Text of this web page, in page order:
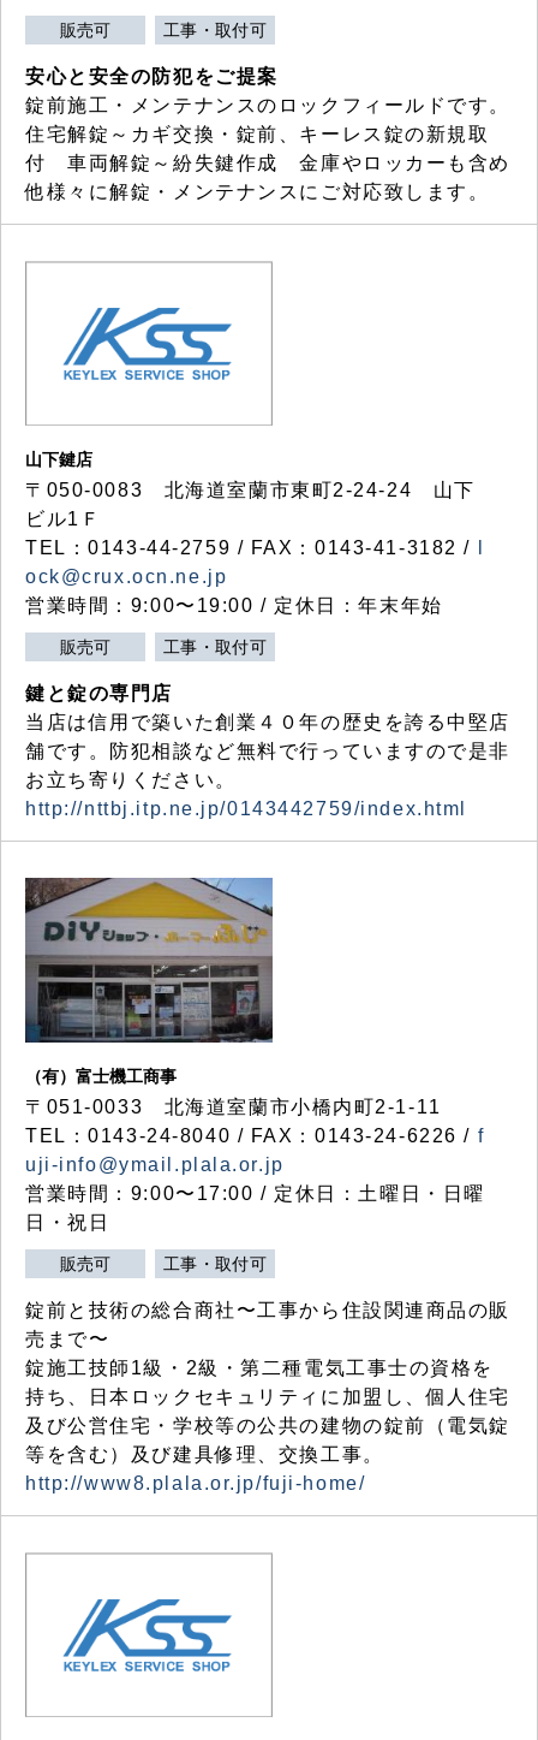
販売可 工事・取付可
安心と安全の防犯をご提案
錠前施工・メンテナンスのロックフィールドです。
住宅解錠～カギ交換・錠前、キーレス錠の新規取
付 車両解錠～紛失鍵作成 金庫やロッカーも含め
他様々に解錠・メンテナンスにご対応致します。
山下鍵店
〒050-0083 北海道室蘭市東町2-24-24 山下
ビル1Ｆ
TEL：0143-44-2759 / FAX：0143-41-3182 /
ock@crux.ocn.ne.jp
営業時間：9:00〜19:00 / 定休日：年末年始
販売可 工事・取付可
鍵と錠の専門店
当店は信用で築いた創業４０年の歴史を誇る中堅店
舗です。防犯相談など無料で行っていますので是非
お立ち寄りください。
http://nttbj.itp.ne.jp/0143442759/index.html
（有）富士機工商事
〒051-0033 北海道室蘭市小橋内町2-1-11
TEL：0143-24-8040 / FAX：0143-24-6226 / f
uji-info@ymail.plala.or.jp
営業時間：9:00〜17:00 / 定休日：土曜日・日曜
日・祝日
販売可 工事・取付可
錠前と技術の総合商社〜工事から住設関連商品の販
売まで〜
錠施工技師1級・2級・第二種電気工事士の資格を
持ち、日本ロックセキュリティに加盟し、個人住宅
及び公営住宅・学校等の公共の建物の錠前（電気錠
等を含む）及び建具修理、交換工事。
http://www8.plala.or.jp/fuji-home/